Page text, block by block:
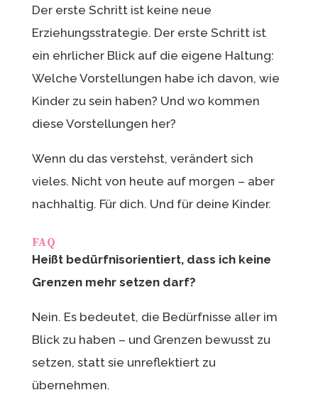
Der erste Schritt ist keine neue
Erziehungsstrategie. Der erste Schritt ist
ein ehrlicher Blick auf die eigene Haltung:
Welche Vorstellungen habe ich davon, wie
Kinder zu sein haben? Und wo kommen
diese Vorstellungen her?
Wenn du das verstehst, verändert sich
vieles. Nicht von heute auf morgen – aber
nachhaltig. Für dich. Und für deine Kinder.
FAQ
Heißt bedürfnisorientiert, dass ich keine
Grenzen mehr setzen darf?
Nein. Es bedeutet, die Bedürfnisse aller im
Blick zu haben – und Grenzen bewusst zu
setzen, statt sie unreflektiert zu
übernehmen.